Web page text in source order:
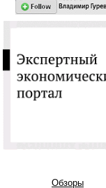
Обзоры